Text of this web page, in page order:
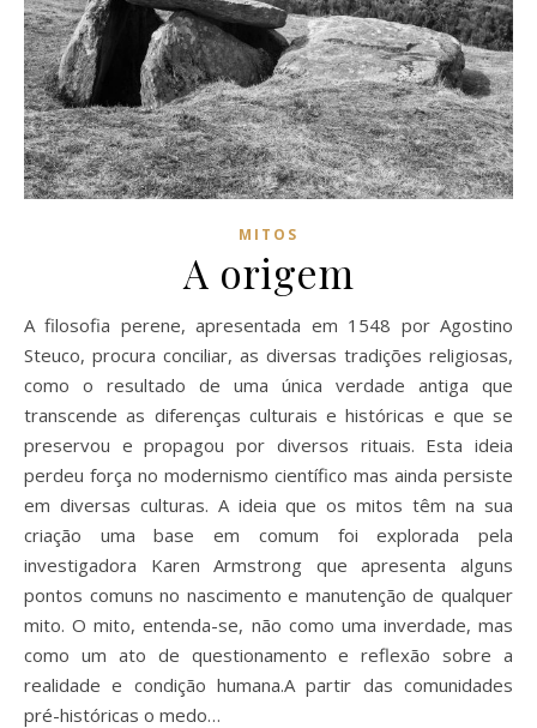
MITOS
A origem
A filosofia perene, apresentada em 1548 por Agostino
Steuco, procura conciliar, as diversas tradições religiosas,
como o resultado de uma única verdade antiga que
transcende as diferenças culturais e históricas e que se
preservou e propagou por diversos rituais. Esta ideia
perdeu força no modernismo científico mas ainda persiste
em diversas culturas. A ideia que os mitos têm na sua
criação uma base em comum foi explorada pela
investigadora Karen Armstrong que apresenta alguns
pontos comuns no nascimento e manutenção de qualquer
mito. O mito, entenda-se, não como uma inverdade, mas
como um ato de questionamento e reflexão sobre a
realidade e condição humana.A partir das comunidades
pré-históricas o medo…